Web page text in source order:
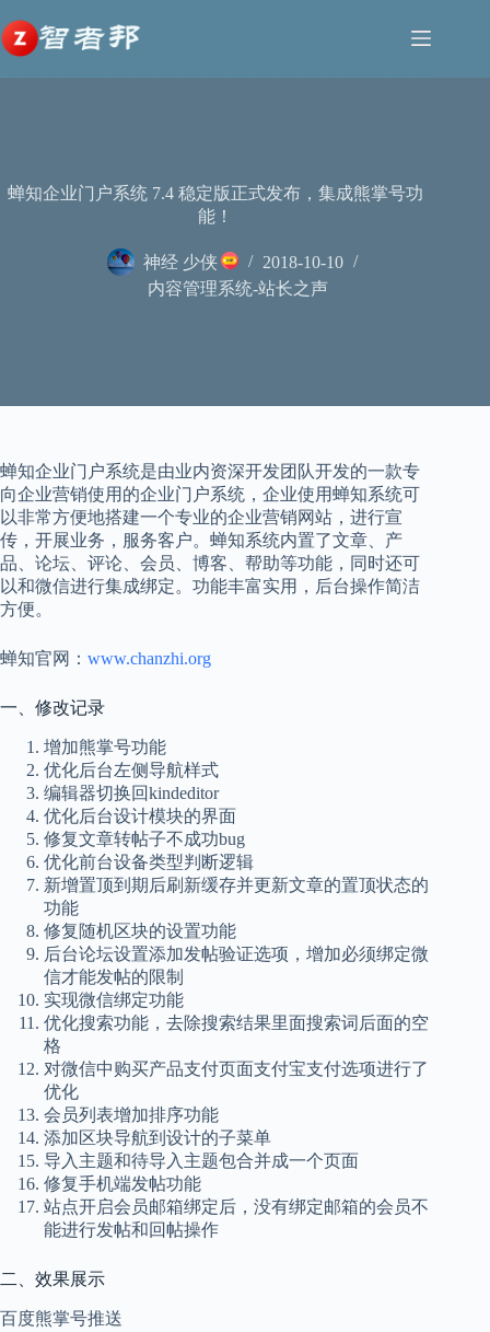
至
内
容
蝉知企业门户系统 7.4 稳定版正式发布，集成熊掌号功
能！
神经 少侠
2018-10-10
内容管理系统-站长之声
蝉知企业门户系统是由业内资深开发团队开发的一款专
向企业营销使用的企业门户系统，企业使用蝉知系统可
以非常方便地搭建一个专业的企业营销网站，进行宣
传，开展业务，服务客户。蝉知系统内置了文章、产
品、论坛、评论、会员、博客、帮助等功能，同时还可
以和微信进行集成绑定。功能丰富实用，后台操作简洁
方便。
蝉知官网： www.chanzhi.org
一、修改记录
增加熊掌号功能
优化后台左侧导航样式
编辑器切换回kindeditor
优化后台设计模块的界面
修复文章转帖子不成功bug
优化前台设备类型判断逻辑
新增置顶到期后刷新缓存并更新文章的置顶状态的
功能
修复随机区块的设置功能
后台论坛设置添加发帖验证选项，增加必须绑定微
信才能发帖的限制
实现微信绑定功能
优化搜索功能，去除搜索结果里面搜索词后面的空
格
对微信中购买产品支付页面支付宝支付选项进行了
优化
会员列表增加排序功能
添加区块导航到设计的子菜单
导入主题和待导入主题包合并成一个页面
修复手机端发帖功能
站点开启会员邮箱绑定后，没有绑定邮箱的会员不
能进行发帖和回帖操作
二、效果展示
百度熊掌号推送